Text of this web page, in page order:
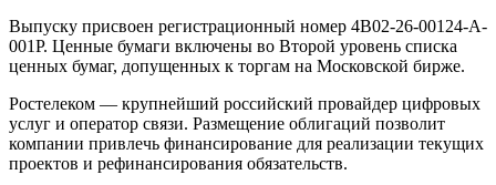
Выпуску присвоен регистрационный номер 4B02-26-00124-A-
001P. Ценные бумаги включены во Второй уровень списка
ценных бумаг, допущенных к торгам на Московской бирже.
Ростелеком — крупнейший российский провайдер цифровых
услуг и оператор связи. Размещение облигаций позволит
компании привлечь финансирование для реализации текущих
проектов и рефинансирования обязательств.